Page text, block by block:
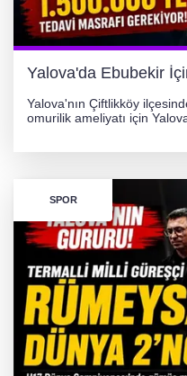
Yalova'da Ebubekir
Yalova'nın Çiftlikköy
omurilik ameliyatı için
SPOR